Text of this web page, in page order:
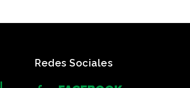
Redes Sociales